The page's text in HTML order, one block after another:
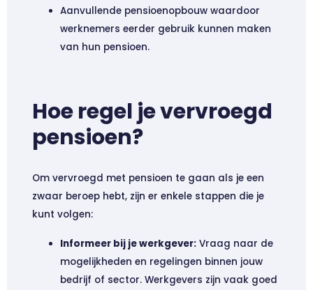
Aanvullende pensioenopbouw waardoor
werknemers eerder gebruik kunnen maken
van hun pensioen.
Hoe regel je vervroegd
pensioen?
Om vervroegd met pensioen te gaan als je een
zwaar beroep hebt, zijn er enkele stappen die je
kunt volgen:
Informeer bij je werkgever:Vraag naar de
mogelijkheden en regelingen binnen jouw
bedrijf of sector. Werkgevers zijn vaak goed